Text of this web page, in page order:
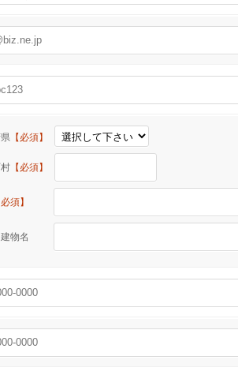
【必須】
【必須】
必須】
物名